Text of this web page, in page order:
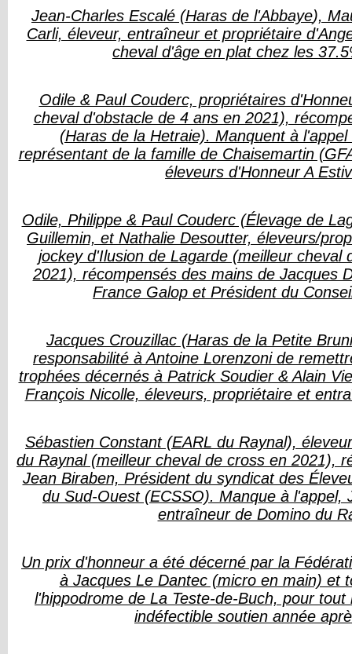
Jean-Charles Escalé (Haras de l'Abbaye),
Carli, éleveur, entraîneur et propriétaire
cheval d'âge en plat chez les
Odile & Paul Couderc, propriétaires
cheval d'obstacle de 4 ans en 2021),
(Haras de la Hetraie). Manquent à
représentant de la famille de Chaisemartin
éleveurs d'Honneur A
Odile, Philippe & Paul Couderc (Élevage de
Guillemin, et Nathalie Desoutter, éleveurs/
jockey d'Ilusion de Lagarde (meilleur cheval
2021), récompensés des mains de Jacques
France Galop et Président du
Jacques Crouzillac (Haras de la Petite
responsabilité à Antoine Lorenzoni de
trophées décernés à Patrick Soudier & Alain
François Nicolle, éleveurs, propriétaire et
Sébastien Constant (EARL du Raynal),
du Raynal (meilleur cheval de cross en 2021),
Jean Biraben, Président du syndicat des
du Sud-Ouest (ECSSO). Manque à l'appel,
entraîneur de Domino du
Un prix d'honneur a été décerné par la
à Jacques Le Dantec (micro en main) et
l'hippodrome de La Teste-de-Buch, pour
indéfectible soutien année